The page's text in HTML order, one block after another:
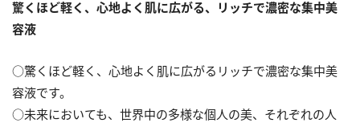
驚くほど軽く、心地よく肌に広がる、
リッチで濃密な集中美
容液
○驚くほど軽く、心地よく肌に広がるリッチで濃密な集中美
容液です。
○未来においても、世界中の多様な個人の美、それぞれの人